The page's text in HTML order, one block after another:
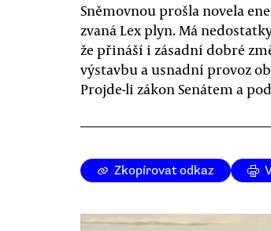
Sněmovnou prošla novela
zvaná Lex plyn. Má
že přináší i zásadní dobré
výstavbu a usnadní provoz
Projde-li zákon Senátem a
Zkopírovat odkaz